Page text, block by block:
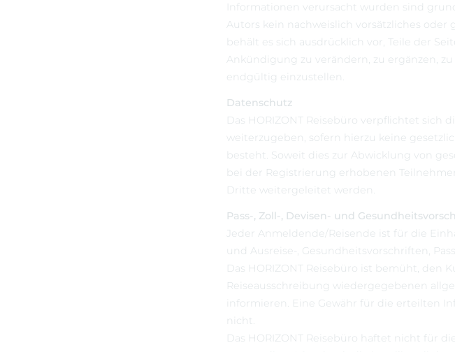
Informationen verursacht wurden sind
Autors kein nachweislich vorsätzliches oder
behält es sich ausdrücklich vor, Teile der
Ankündigung zu verändern, zu ergänzen,
endgültig einzustellen.
Datenschutz
Das HORIZONT Reisebüro verpflichtet
weiterzugeben, sofern hierzu keine
besteht. Soweit dies zur Abwicklung von
bei der Registrierung erhobenen
Dritte weitergeleitet werden.
Pass-, Zoll-, Devisen- und
Jeder Anmeldende/Reisende ist für die
und Ausreise-, Gesundheitsvorschriften,
Das HORIZONT Reisebüro ist bemüht, den
Reiseausschreibung wiedergegebenen
informieren. Eine Gewähr für die erteilten
nicht.
Das HORIZONT Reisebüro haftet nicht für